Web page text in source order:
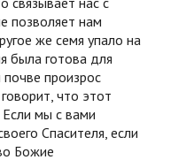
позволяет нам
же семя упало на
была готова для
произрос
что этот
мы с вами
Спасителя, если
Божие